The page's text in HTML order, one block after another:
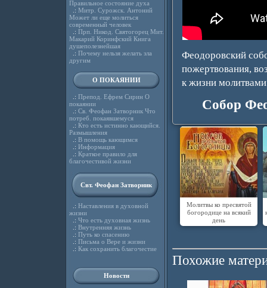
Правильное состояние духа
.: Митр. Сурожск. Антоний
Может ли еще молиться
современный человек
.: Прп. Никод. Святогорец Мит.
Макарий Коринфский Книга
душеполезнейшая
.: Почему нельзя желать зла
другим
О ПОКАЯНИИ
.: Препод. Ефрем Сирин О
покаянии
.: Св. Феофан Затворник Что
потреб. покаявшемуся
.: Кто есть истинно кающийся.
Размышления
.: В помощь кающимся
.: Информация
.: Краткое правило для
благочестивой жизни
Свт. Феофан Затворник
.: Наставления в духовной
жизни
.: Что есть духовная жизнь
.: Внутренняя жизнь
.: Путь ко спасению
.: Письма о Вере и жизни
.: Как сохранить благочестие
Новости
Феодоровский
пожертвования,
к жизни
Собор
Молитвы ко пресвятой
богородице на всякий
день
Похожие